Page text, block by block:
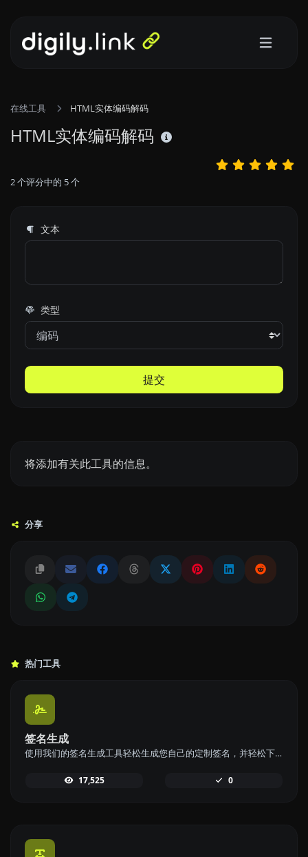
在线工具 HTML实体编码解码
HTML实体编码解码
2个评分中的 5个
文本
类型
提交
将添加有关此工具的信息。
分享
热门工具
签名生成
使用我们的签名生成工具轻松生成您自己的定制签名，并轻松下载，实现个性化签名。
17,525 0